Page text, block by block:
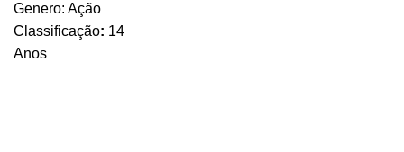
Genero: Ação
Classificação: 14
Anos